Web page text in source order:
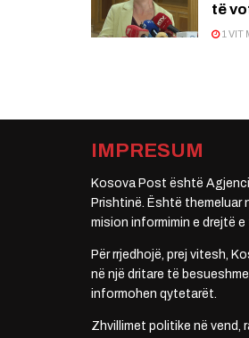
të
1 VIT
IMPRESUM
Kosova Post është Agjenci
Prishtinë. Është themeluar
mision informimin e drejtë e
Për rrjedhojë, prej vitesh,
në një dritare të
informohen qytetarët.
Zhvillimet politike në vend,